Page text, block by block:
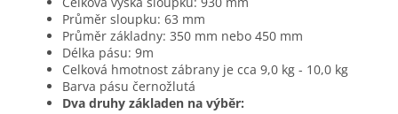
Průměr sloupku: 63 mm
Průměr základny: 350 mm nebo 450 mm
Délka pásu: 9m
Celková hmotnost zábrany je cca 9,0 kg - 10,0 kg
Barva pásu černožlutá
Dva druhy základen na výběr: